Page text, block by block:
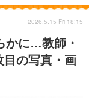
かに…教師・
目の写真・画
2026.5.15 Fri 18:15